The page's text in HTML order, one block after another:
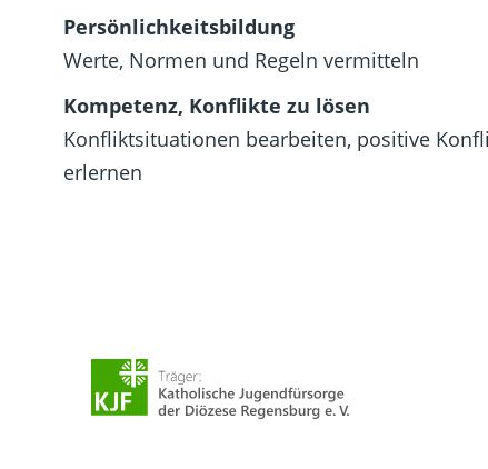
Persönlichkeitsbildung
Werte, Normen und Regeln vermitteln
Kompetenz, Konflikte zu lösen
Konfliktsituationen bearbeiten, positive
erlernen